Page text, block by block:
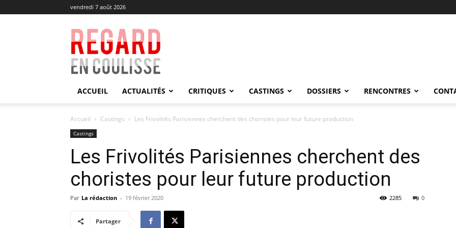
vendredi 7 août 2026
Regard
en
Coulisse
ACCUEIL ACTUALITÉS CRITIQUES CASTINGS DOSSIERS RENCONTRES
Accueil Castings Les Frivolités Parisiennes cherchent des choristes pour leur future production
Castings
Les Frivolités Parisiennes cherchent des
choristes pour leur future production
Par La rédaction - 19 février 2020 0
2285
Partager